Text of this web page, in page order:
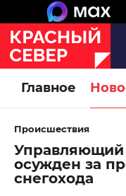
Главное
Происшествия
Управляющий
осужден за
снегохода